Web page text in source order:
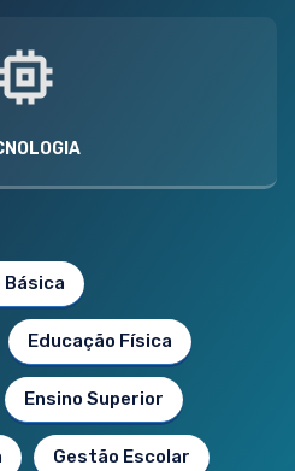
Básica
Educação Física
Ensino Superior
Gestão Escolar